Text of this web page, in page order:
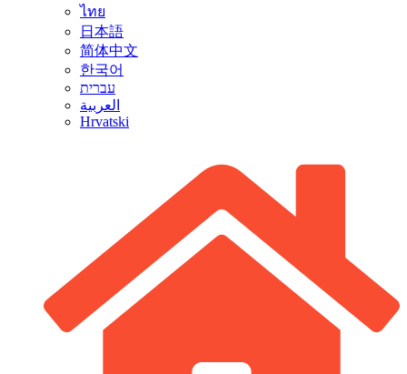
ไทย
日本語
简体中文
한국어
עברית
العربية
Hrvatski